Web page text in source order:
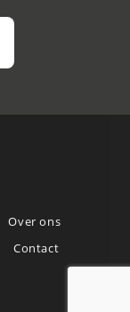
Over ons
Contact